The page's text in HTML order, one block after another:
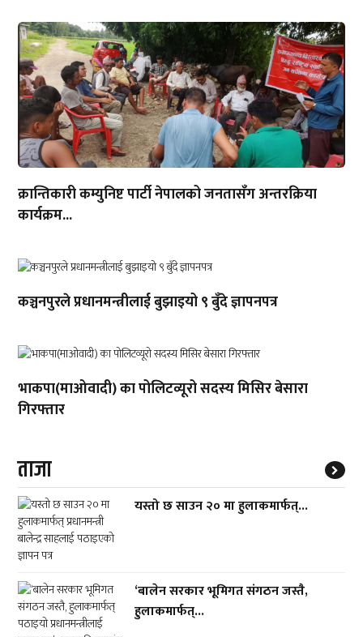
क्रान्तिकारी कम्युनिष्ट पार्टी नेपालको जनतासँग अन्तरक्रिया
कार्यक्रम...
कञ्चनपुरले प्रधानमन्त्रीलाई बुझाइयो ९ बुँदे ज्ञापनपत्र
भाकपा(माओवादी) का पोलिटव्यूरो सदस्य मिसिर बेसारा
गिरफ्तार
ताजा
यस्तो छ साउन २० मा हुलाकमार्फत्...
‘बालेन सरकार भूमिगत संगठन जस्तै,
हुलाकमार्फत्...